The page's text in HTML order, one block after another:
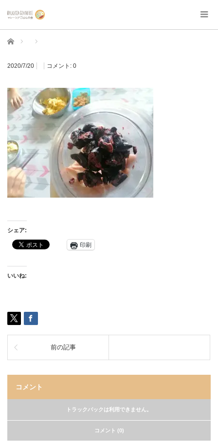
ホーム
2020/7/20 コメント: 0
シェア:
印刷
いいね:
前の記事
コメント
トラックバックは利用できません。
コメント (0)